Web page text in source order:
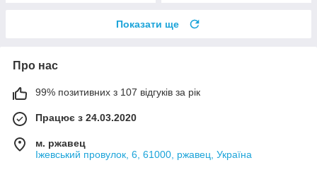
Показати ще
Про нас
99% позитивних з 107 відгуків за рік
Працює з 24.03.2020
м. ржавец
Іжевський провулок, 6, 61000, ржавец, Україна